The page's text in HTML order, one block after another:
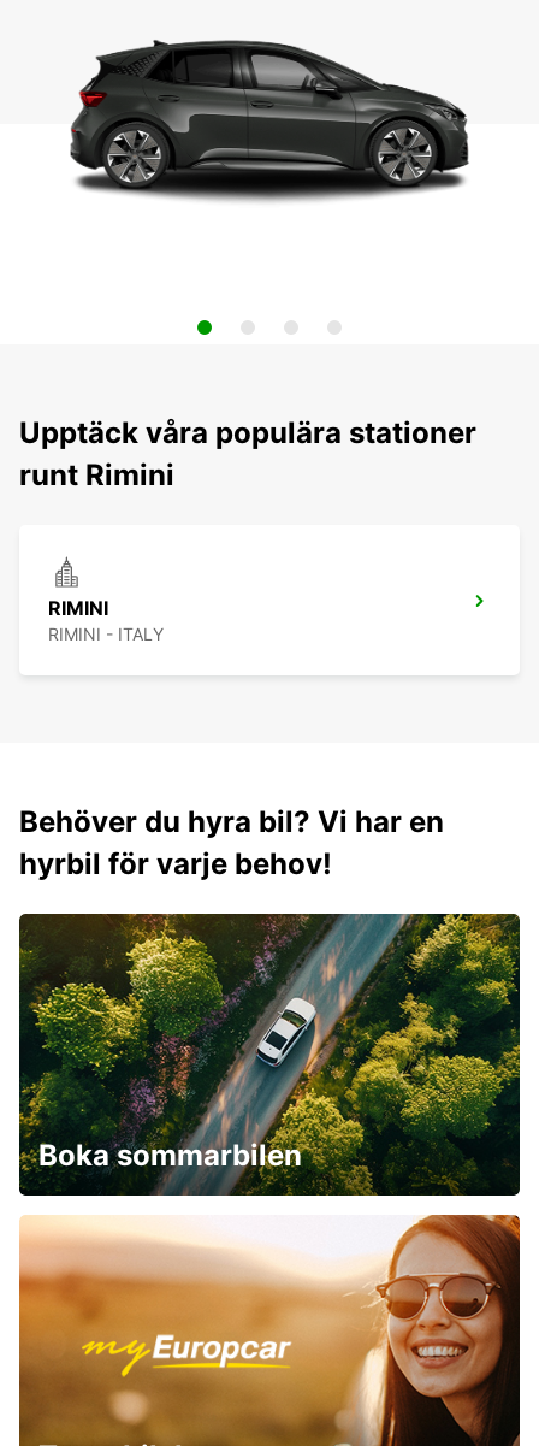
Upptäck våra populära stationer
runt Rimini
RIMINI
RIMINI - ITALY
Behöver du hyra bil? Vi har en
hyrbil för varje behov!
Boka sommarbilen